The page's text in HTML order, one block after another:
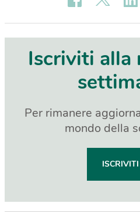
Iscriviti alla
Per rimanere
mondo della
ISCRIVITI